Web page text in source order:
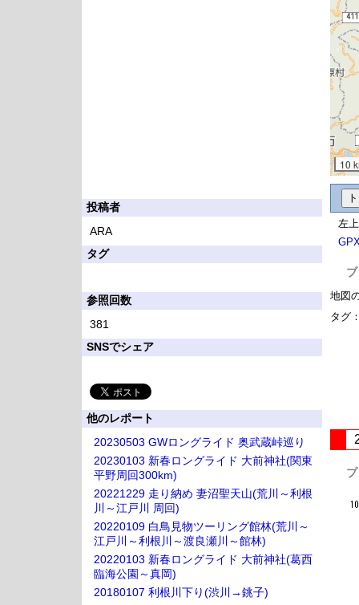
10
左
地図
タグ
投稿者
ARA
タグ
参照回数
381
SNSでシェア
他のレポート
20230503 GWロングライド 奥武蔵峠巡り
20230103 新春ロングライド 大前神社(関東
平野周回300km)
20221229 走り納め 妻沼聖天山(荒川～利根
川～江戸川 周回)
20220109 白鳥見物ツーリング館林(荒川～
江戸川～利根川～渡良瀬川～館林)
20220103 新春ロングライド 大前神社(葛西
臨海公園～真岡)
20180107 利根川下り(渋川→銚子)